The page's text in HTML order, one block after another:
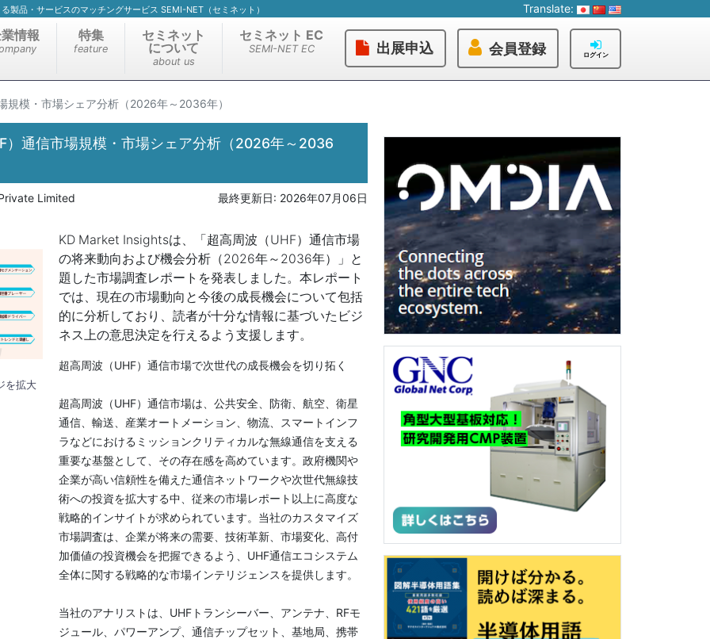
製品・サービスのマッチングサービス SEMI-NET（セミネット） Translate:
情報 特集
feature
セミネット
について
about us
セミネット EC
SEMI-NET EC 出展申込 会員登録 ログイン
規模・市場シェア分析（2026年～2036年）
）通信市場規模・市場シェア分析（2026年～2036
Limited 最終更新日: 2026年07月06日
を拡大
KD Market Insightsは、「超高周波（UHF）通信市場
の将来動向および機会分析（2026年～2036年）」と
題した市場調査レポートを発表しました。本レポート
では、現在の市場動向と今後の成長機会について包括
的に分析しており、読者が十分な情報に基づいたビジ
ネス上の意思決定を行えるよう支援します。
超高周波（UHF）通信市場で次世代の成長機会を切り拓く
超高周波（UHF）通信市場は、公共安全、防衛、航空、衛星
通信、輸送、産業オートメーション、物流、スマートインフ
ラなどにおけるミッションクリティカルな無線通信を支える
重要な基盤として、その存在感を高めています。政府機関や
企業が高い信頼性を備えた通信ネットワークや次世代無線技
術への投資を拡大する中、従来の市場レポート以上に高度な
戦略的インサイトが求められています。当社のカスタマイズ
市場調査は、企業が将来の需要、技術革新、市場変化、高付
加価値の投資機会を把握できるよう、UHF通信エコシステム
全体に関する戦略的な市場インテリジェンスを提供します。
当社のアナリストは、UHFトランシーバー、アンテナ、RFモ
ジュール、パワーアンプ、通信チップセット、基地局、携帯